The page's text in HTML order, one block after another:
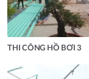
THI CÔNG HỒ BƠI 3